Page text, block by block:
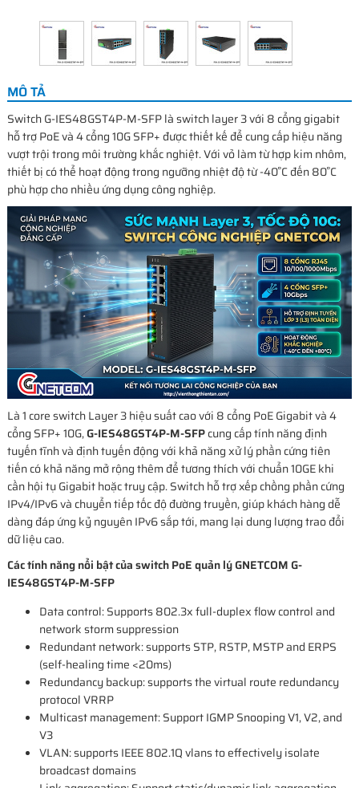
MÔ TẢ
Switch G-IES48GST4P-M-SFP là switch layer 3 với 8 cổng gigabit
hỗ trợ PoE và 4 cổng 10G SFP+ được thiết kế để cung cấp hiệu năng
vượt trội trong môi trường khắc nghiệt. Với vỏ làm từ hợp kim nhôm,
thiết bị có thể hoạt động trong ngưỡng nhiệt độ từ -40˚C đến 80˚C
phù hợp cho nhiều ứng dụng công nghiệp.
Là 1 core switch Layer 3 hiệu suất cao với 8 cổng PoE Gigabit và 4
cổng SFP+ 10G,G-IES48GST4P-M-SFPcung cấp tính năng định
tuyến tĩnh và định tuyến động với khả năng xử lý phần cứng tiên
tiến có khả năng mở rộng thêm để tương thích với chuẩn 10GE khi
cần hội tụ Gigabit hoặc truy cập. Switch hỗ trợ xếp chồng phần cứng
IPv4/IPv6 và chuyển tiếp tốc độ đường truyền, giúp khách hàng dễ
dàng đáp ứng kỷ nguyên IPv6 sắp tới, mang lại dung lượng trao đổi
dữ liệu cao.
Các tính năng nổi bật của switch PoE quản lý GNETCOM G-
IES48GST4P-M-SFP
Data control: Supports 802.3x full-duplex flow control and
network storm suppression
Redundant network: supports STP, RSTP, MSTP and ERPS
(self-healing time <20ms)
Redundancy backup: supports the virtual route redundancy
protocol VRRP
Multicast management: Support IGMP Snooping V1, V2, and
V3
VLAN: supports IEEE 802.1Q vlans to effectively isolate
broadcast domains